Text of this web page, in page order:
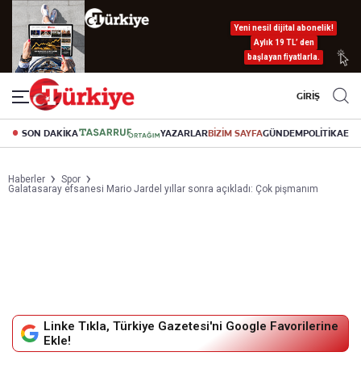
Yeni nesil dijital abonelik!
Aylık 19 TL’ den
başlayan fiyatlarla.
GİRİŞ
SON DAKİKA YAZARLARBİZİM SAYFAGÜNDEMPOLİTİKA
Haberler
Spor
Galatasaray efsanesi Mario Jardel yıllar sonra açıkladı: Çok pişmanım
Linke Tıkla, Türkiye Gazetesi'ni Google Favorilerine
Ekle!